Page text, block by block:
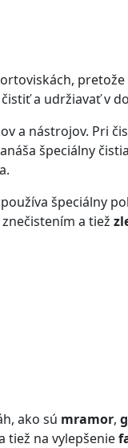
a udržiavať v
a nástrojov. Pri
špeciálny
špeciálny
a tiež
ako sú mramor,
tiež na vylepšenie